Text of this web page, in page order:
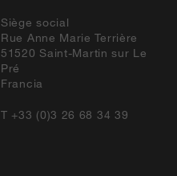
Siège social
Rue Anne Marie Terrière
51520 Saint-Martin sur Le
Pré
Francia
T +33 (0)3 26 68 34 39